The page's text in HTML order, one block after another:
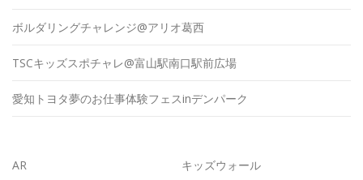
ボルダリングチャレンジ@アリオ葛西
TSCキッズスポチャレ@富山駅南口駅前広場
愛知トヨタ夢のお仕事体験フェスinデンパーク
AR
キッズウォール